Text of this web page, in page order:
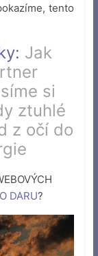
tento
Jak
si
ztuhlé
z očí do
DARU?